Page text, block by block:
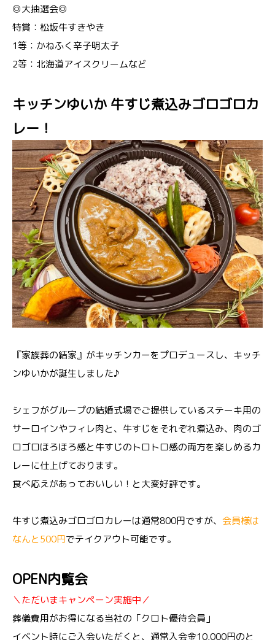
◎大抽選会◎
特賞：松坂牛すきやき
1等：かねふく辛子明太子
2等：北海道アイスクリームなど
キッチンゆいか 牛すじ煮込みゴロゴロカ
レー！
『家族葬の結家』がキッチンカーをプロデュースし、キッチ
ンゆいかが誕生しました♪
シェフがグループの結婚式場でご提供しているステーキ用の
サーロインやフィレ肉と、牛すじをそれぞれ煮込み、肉のゴ
ロゴロほろほろ感と牛すじのトロトロ感の両方を楽しめるカ
レーに仕上げております。
食べ応えがあっておいしい！と大変好評です。
牛すじ煮込みゴロゴロカレーは通常800円ですが、 会員様は
なんと500円でテイクアウト可能です。
OPEN内覧会
＼ただいまキャンペーン実施中／
葬儀費用がお得になる当社の「クロト優待会員」
イベント時にご入会いただくと、通常入会金10,000円のと